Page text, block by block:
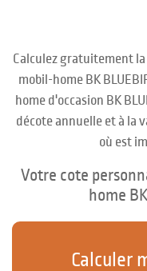
Calculez gratuitement
mobil-home BK
home d'occasion BK
décote annuelle et à la
où est
Votre cote
home
Calculer